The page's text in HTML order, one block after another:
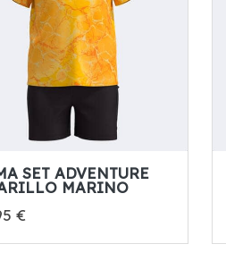
SET ADVENTURE
MARINO
€